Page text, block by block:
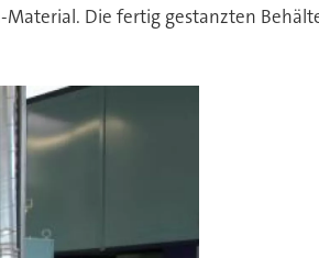
Die fertig gestanzten